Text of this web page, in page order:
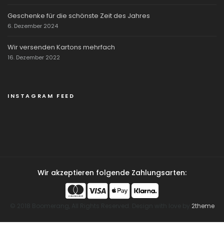
Geschenke für die schönste Zeit des Jahres
6. Dezember 2024
Wir versenden Kartons mehrfach
16. Dezember 2022
INSTAGRAM FEED
Wir akzeptieren folgende Zahlungsarten:
2theme